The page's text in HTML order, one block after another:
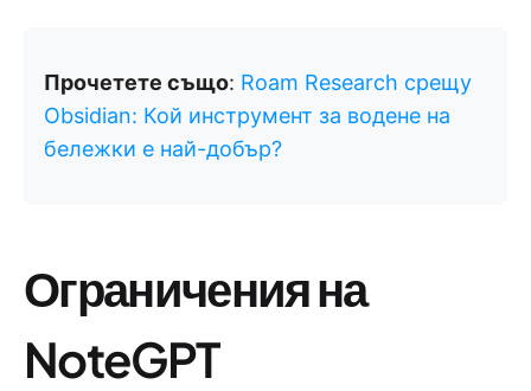
Прочетете също: Roam Research срещу
Obsidian: Кой инструмент за водене на
бележки е най-добър?
Ограничения на
NoteGPT